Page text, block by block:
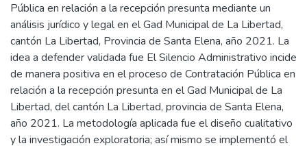
Pública en relación a la recepción presunta mediante un
análisis jurídico y legal en el Gad Municipal de La Libertad,
cantón La Libertad, Provincia de Santa Elena, año 2021. La
idea a defender validada fue El Silencio Administrativo incide
de manera positiva en el proceso de Contratación Pública en
relación a la recepción presunta en el Gad Municipal de La
Libertad, del cantón La Libertad, provincia de Santa Elena,
año 2021. La metodología aplicada fue el diseño cualitativo
y la investigación exploratoria; así mismo se implementó el